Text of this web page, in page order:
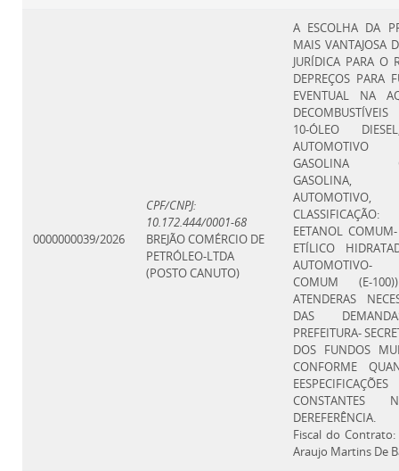
0000000039/2026
CPF/CNPJ:
10.172.444/0001-68
BREJÃO COMÉRCIO DE
PETRÓLEO-LTDA
(POSTO CANUTO)
A ESCOLHA DA
MAIS VANTAJOSA
JURÍDICA PARA O
DEPREÇOS PARA
EVENTUAL NA
DECOMBUSTÍVEIS
10-ÓLEO
GASOLINA
AUTOMOTIVO,
CLASSIFICAÇÃO:
EETANOL
ETÍLICO
AUTOMOTIVO-
COMUM (E-
ATENDERAS
DAS
PREFEITURA-
DOS FUNDOS
CONFORME
EESPECIFICAÇÕES
CONSTANTES
DEREFERÊNCIA.
Fiscal do
Araujo Martins De